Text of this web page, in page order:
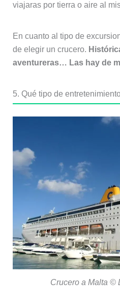
viajaras por tierra o aire al
En cuanto al tipo de
de elegir un crucero.
aventureras… Las hay de
5. Qué tipo de
Crucero a Malta ©